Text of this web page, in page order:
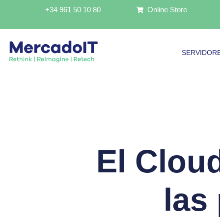
contenido
+34 961 50 10 80 Online Store
El
las